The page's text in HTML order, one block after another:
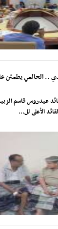
.. الحالمي يطمئن
عيدروس قاسم
الأعلى لل...